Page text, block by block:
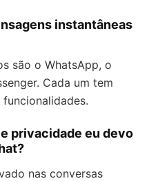
instantâneas
são o WhatsApp, o
Cada um tem
privacidade eu devo
nas conversas